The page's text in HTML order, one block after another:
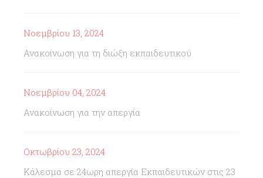
Νοεμβρίου 13, 2024
Ανακοίνωση για τη διώξη εκπαιδευτικού
Νοεμβρίου 04, 2024
Ανακοίνωση για την απεργία
Οκτωβρίου 23, 2024
Κάλεσμα σε 24ωρη απεργία Εκπαιδευτικών στις 23